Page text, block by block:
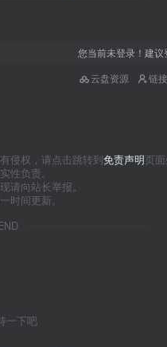
您当前未登录！建
云盘资源
链
侵权，请点击跳转到免责声明页面
性负责。
请向站长举报。
时间更新。
一下吧